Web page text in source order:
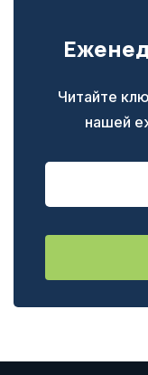
Читайте
нашей